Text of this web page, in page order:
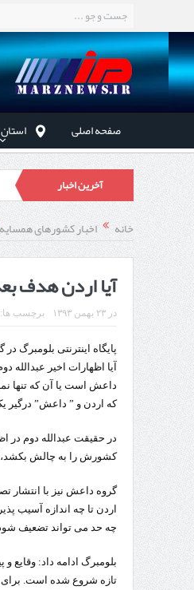
صفحه اصلی
آخرین اخبار
خانه اخبار کشورهای همسایه
آیا اردن هدف
در۲۳ بهمن ۱۳۹۳ برچسب
پایگاه اینترنتی
آیا اظهارات اخیر
داعش است یا آن که تنها
که اردن و ” داعش” درگیر
در حقیقت عبدالله دوم در
کشورش را به چالش بکشد،
گروه داعش نیز با انتشار
اردن تا چه اندازه آسیب
چه حد می تواند تضعیف
بلومبرگ ادامه داد: وقایع
تازه شروع شده است. برای